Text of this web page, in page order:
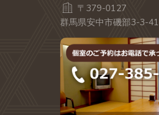
〒379-0127
群馬県安中市磯部3-3-41